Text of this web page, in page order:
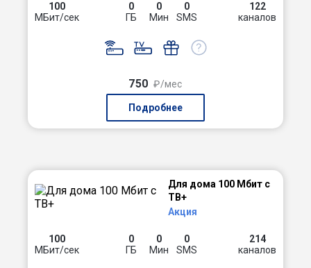
100
МБит/сек
0
ГБ
0
Мин
0
SMS
122
каналов
750 ₽/мес
Подробнее
Для дома 100 Мбит с
ТВ+
Акция
100
МБит/сек
0
ГБ
0
Мин
0
SMS
214
каналов